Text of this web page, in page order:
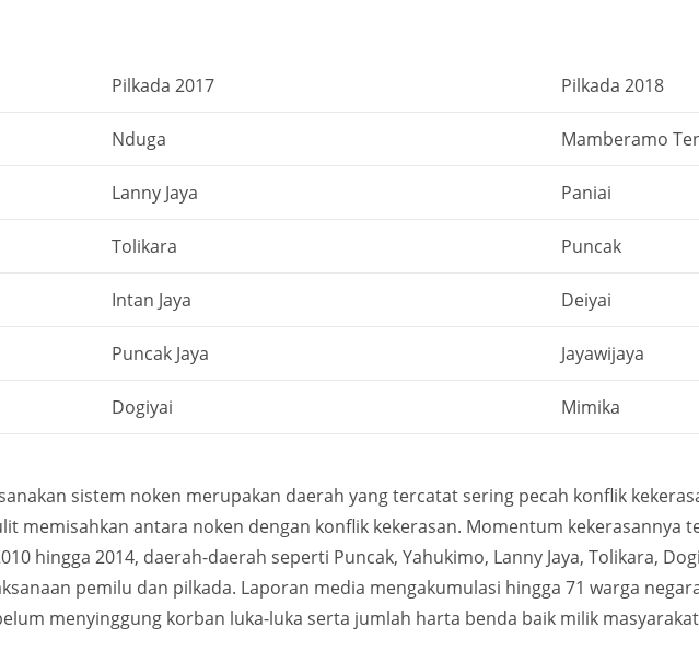
Pilkada 2017 Pilkada 2018
Nduga Mamberamo
Lanny Jaya Paniai
Tolikara Puncak
Intan Jaya Deiyai
Puncak Jaya Jayawijaya
Dogiyai Mimika
sistem noken merupakan daerah yang tercatat sering pecah konflik
memisahkan antara noken dengan konflik kekerasan. Momentum kekerasannya
hingga 2014, daerah-daerah seperti Puncak, Yahukimo, Lanny Jaya, Tolikara,
pemilu dan pilkada. Laporan media mengakumulasi hingga 71 warga
menyinggung korban luka-luka serta jumlah harta benda baik milik